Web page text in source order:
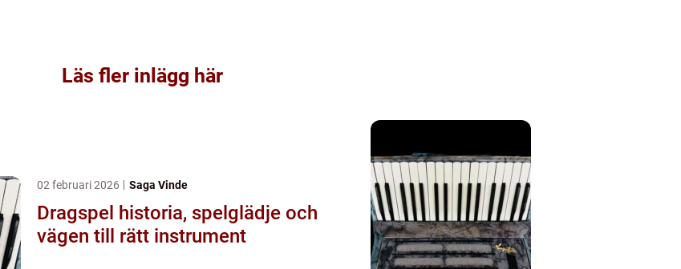
Läs fler inlägg här
02 februari 2026 Saga Vinde
Dragspel historia, spelglädje och
vägen till rätt instrument